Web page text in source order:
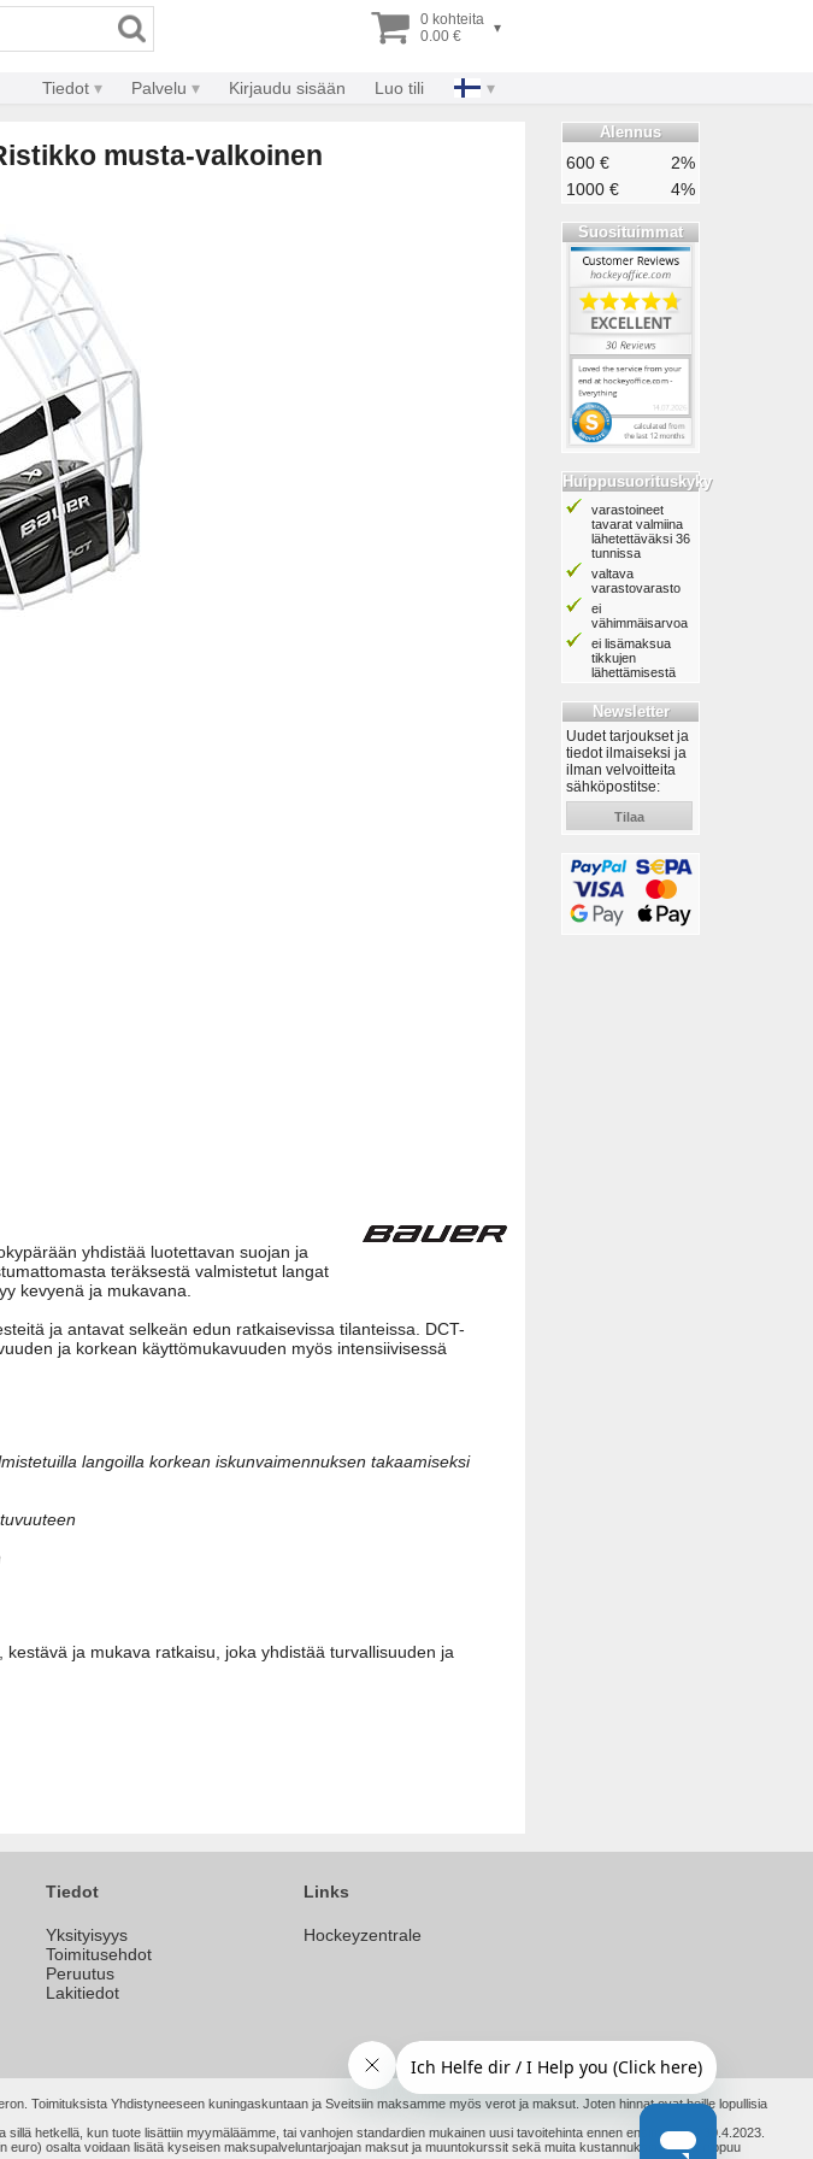
0 kohteita
0.00 €
▾
Tiedot Palvelu Kirjaudu sisään Luo tili
musta-valkoinen
yhdistää luotettavan suojan ja
teräksestä valmistetut langat
kevyenä ja mukavana.
ja antavat selkeän edun ratkaisevissa tilanteissa. DCT-
ja korkean käyttömukavuuden myös intensiivisessä
langoilla korkean iskunvaimennuksen takaamiseksi
ja mukava ratkaisu, joka yhdistää turvallisuuden ja
Alennus
600 €
2%
1000 €
4%
Suosituimmat
Huippusuorituskyky
varastoineet
tavarat valmiina
lähetettäväksi 36
tunnissa
valtava
varastovarasto
ei
vähimmäisarvoa
ei lisämaksua
tikkujen
lähettämisestä
Newsletter
Uudet tarjoukset ja
tiedot ilmaiseksi ja
ilman velvoitteita
sähköpostitse:
Tilaa
Tiedot
Yksityisyys
Toimitusehdot
Peruutus
Lakitiedot
Links
Hockeyzentrale
Toimituksista Yhdistyneeseen kuningaskuntaan ja Sveitsiin maksamme myös verot ja maksut. Joten hinnat ovat heille lopullisia
hetkellä, kun tuote lisättiin myymäläämme, tai vanhojen standardien mukainen uusi tavoitehinta ennen ensimmäistä 30.4.2023.
euro) osalta voidaan lisätä kyseisen maksupalveluntarjoajan maksut ja muuntokurssit sekä muita kustannuksia. Tämä riippuu